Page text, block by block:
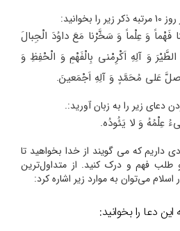
فَهْماً وَ عِلْماً وَ سَخَّرْنا مَعَ داوُدَ الْجِبالَ
وَ آلِهِ اَکْرِمْنی بِالْفَهْمِ وَ الْحْفِظِ وَ
عَلی مُحَمَّدٍ وَ آلِهِ اَجْمَعینَ.
زیر را به زبان آورید:.
عِلْمُهُ وَ لا یَئُودُه.
داریم که می گویند از خدا بخواهید تا
طلب فهم و درک کنید. از متداول‌ترین
می‌توان به موارد زیر اشاره کرد:
دعا را بخوانید: